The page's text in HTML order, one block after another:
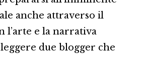
anche attraverso il
l’arte e la narrativa
due blogger che